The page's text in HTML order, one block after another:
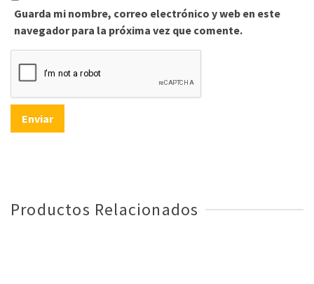
Guarda mi nombre, correo electrónico y web en este
navegador para la próxima vez que comente.
Productos Relacionados